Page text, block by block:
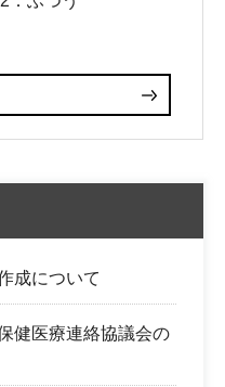
成について
健医療連絡協議会の